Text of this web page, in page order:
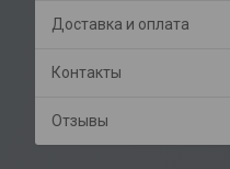
Доставка и оплата
Контакты
Отзывы